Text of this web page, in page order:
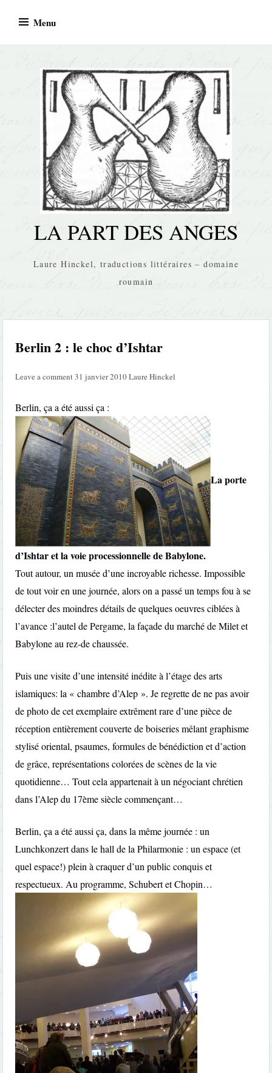
Menu
LA PART DES ANGES
Laure Hinckel, traductions littéraires – domaine
roumain
Berlin 2 : le choc d’Ishtar
Leave a comment31 janvier 2010Laure Hinckel
Berlin, ça a été aussi ça :
La porte
d’Ishtar et la voie processionnelle de Babylone.
Tout autour, un musée d’une incroyable richesse. Impossible
de tout voir en une journée, alors on a passé un temps fou à se
délecter des moindres détails de quelques oeuvres ciblées à
l’avance :l’autel de Pergame, la façade du marché de Milet et
Babylone au rez-de chaussée.
Puis une visite d’une intensité inédite à l’étage des arts
islamiques: la « chambre d’Alep ». Je regrette de ne pas avoir
de photo de cet exemplaire extrêment rare d’une pièce de
réception entièrement couverte de boiseries mêlant graphisme
stylisé oriental, psaumes, formules de bénédiction et d’action
de grâce, représentations colorées de scènes de la vie
quotidienne… Tout cela appartenait à un négociant chrétien
dans l’Alep du 17ème siècle commençant…
Berlin, ça a été aussi ça, dans la même journée : un
Lunchkonzert dans le hall de la Philarmonie : un espace (et
quel espace!) plein à craquer d’un public conquis et
respectueux. Au programme, Schubert et Chopin…